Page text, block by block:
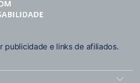
publicidade e links de afiliados.